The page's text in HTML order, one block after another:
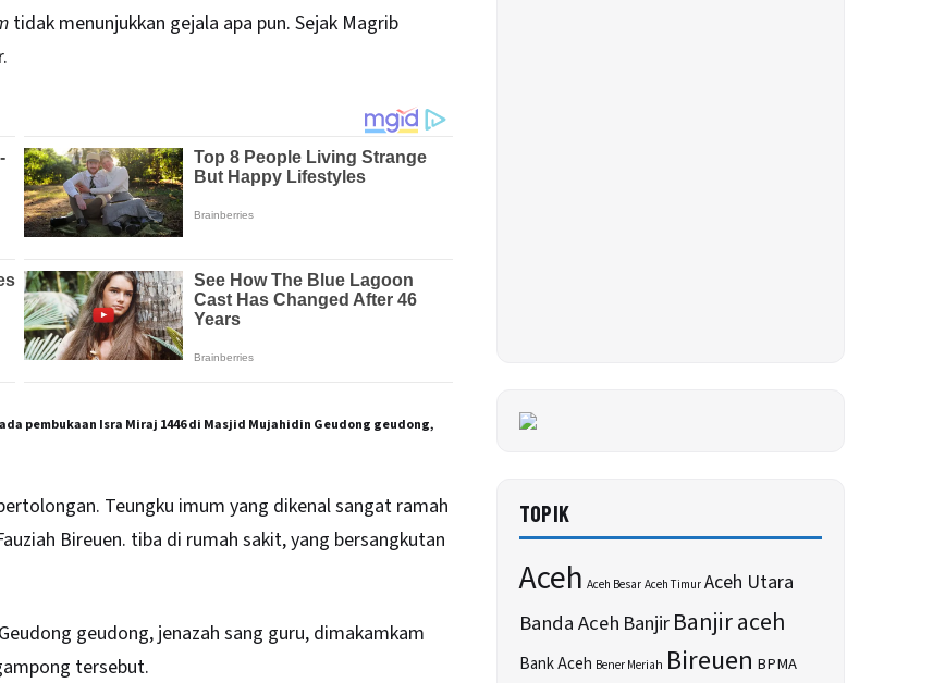
tidak menunjukkan gejala apa pun. Sejak Magrib
pembukaan Isra Miraj 1446 di Masjid Mujahidin Geudong geudong,
Teungku imum yang dikenal sangat ramah
Bireuen. tiba di rumah sakit, yang bersangkutan
geudong, jenazah sang guru, dimakamkam
tersebut.
TOPIK
Aceh Aceh Besar Aceh Timur Aceh Utara
Banda Aceh BanjirBanjir aceh
Bank Aceh Bener Meriah Bireuen BPMA